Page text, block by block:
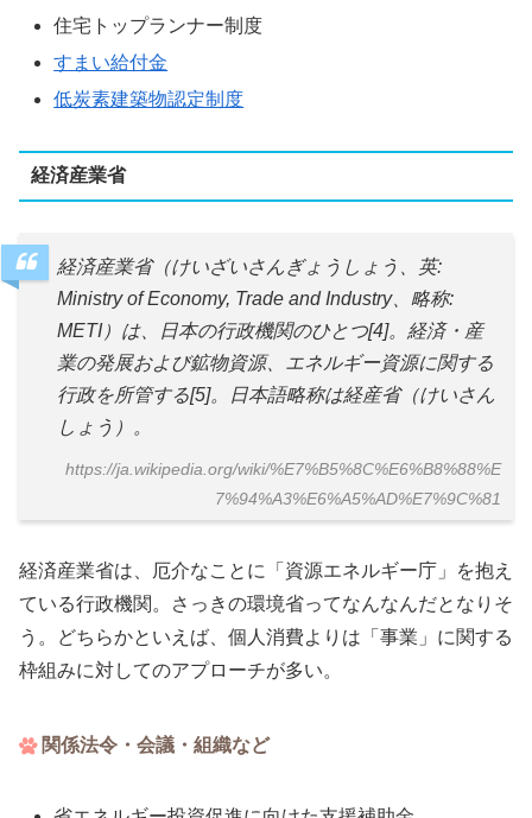
住宅トップランナー制度
すまい給付金
低炭素建築物認定制度
経済産業省
経済産業省（けいざいさんぎょうしょう、英:
Ministry of Economy, Trade and Industry、略称:
METI）は、日本の行政機関のひとつ[4]。経済・産
業の発展および鉱物資源、エネルギー資源に関する
行政を所管する[5]。日本語略称は経産省（けいさん
しょう）。
https://ja.wikipedia.org/wiki/%E7%B5%8C%E6%B8%88%E
7%94%A3%E6%A5%AD%E7%9C%81
経済産業省は、厄介なことに「資源エネルギー庁」を抱え
ている行政機関。さっきの環境省ってなんなんだとなりそ
う。どちらかといえば、個人消費よりは「事業」に関する
枠組みに対してのアプローチが多い。
関係法令・会議・組織など